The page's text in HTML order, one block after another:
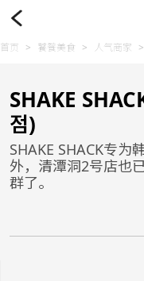
首页 > 饕餮美食 > 人气商家 >
SHAKE
점)
SHAKE SHACK专
外，清潭洞2号店也
群了。